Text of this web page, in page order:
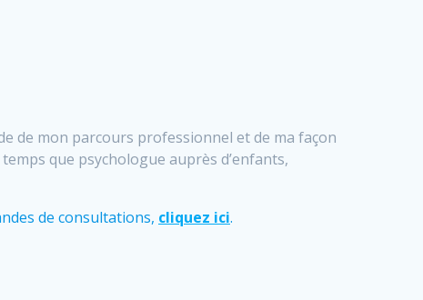
de mon parcours professionnel et de ma façon
que psychologue auprès d’enfants,
de consultations, cliquez ici.